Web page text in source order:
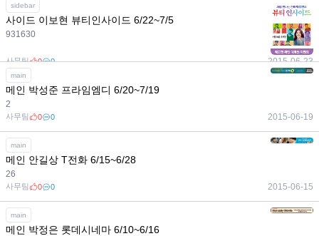
sidebar
사이드 이보현 뷰티인사이드 6/22~7/5
931630
사무팀 0 0 2015-06-23
main
메인 박성준 프라임엠디 6/20~7/19
2
사무팀 0 0 2015-06-19
main
메인 안길상 T전화 6/15~6/28
26
사무팀 0 0 2015-06-15
main
메인 박정은 롯데시네마 6/10~6/16